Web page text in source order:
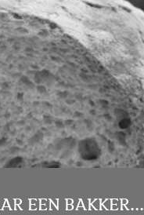
EEN BAKKER...